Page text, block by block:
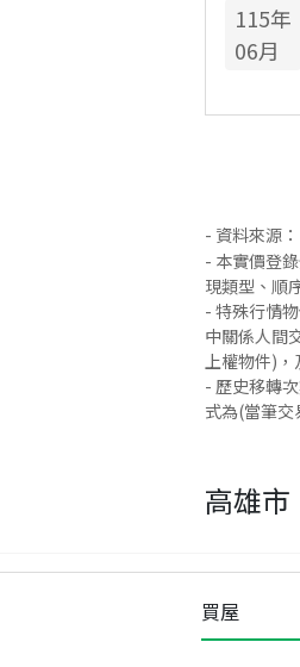
115年
06月
- 資料來源：
- 本實價登
現類型、順
- 特殊行情
中關係人間
上權物件)
- 歷史移轉
式為(當筆
高雄
買屋